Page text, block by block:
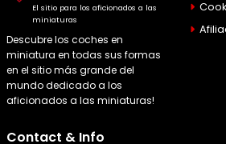
El sitio para los aficionados a las
miniaturas
Descubre los coches en
miniatura en todas sus formas
en el sitio más grande del
mundo dedicado a los
aficionados a las miniaturas!
Contact & Info